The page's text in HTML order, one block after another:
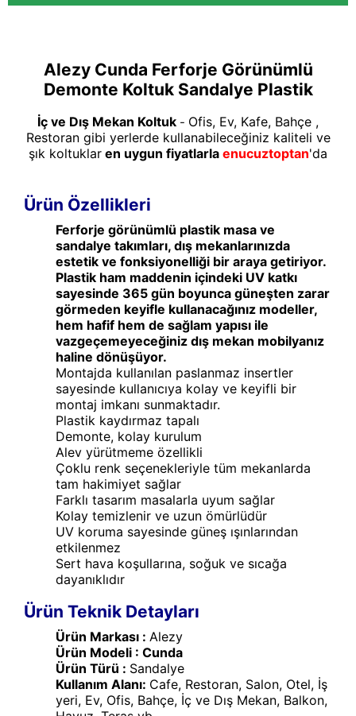
Alezy Cunda Ferforje Görünümlü
Demonte Koltuk Sandalye Plastik
İç ve Dış Mekan Koltuk - Ofis, Ev, Kafe, Bahçe ,
Restoran gibi yerlerde kullanabileceğiniz kaliteli ve
şık koltuklar en uygun fiyatlarla enucuztoptan'da
Ürün Özellikleri
Ferforje görünümlü plastik masa ve
sandalye takımları, dış mekanlarınızda
estetik ve fonksiyonelliği bir araya getiriyor.
Plastik ham maddenin içindeki UV katkı
sayesinde 365 gün boyunca güneşten zarar
görmeden keyifle kullanacağınız modeller,
hem hafif hem de sağlam yapısı ile
vazgeçemeyeceğiniz dış mekan mobilyanız
haline dönüşüyor.
Montajda kullanılan paslanmaz insertler
sayesinde kullanıcıya kolay ve keyifli bir
montaj imkanı sunmaktadır.
Plastik kaydırmaz tapalı
Demonte, kolay kurulum
Alev yürütmeme özellikli
Çoklu renk seçenekleriyle tüm mekanlarda
tam hakimiyet sağlar
Farklı tasarım masalarla uyum sağlar
Kolay temizlenir ve uzun ömürlüdür
UV koruma sayesinde güneş ışınlarından
etkilenmez
Sert hava koşullarına, soğuk ve sıcağa
dayanıklıdır
Ürün Teknik Detayları
Ürün Markası : Alezy
Ürün Modeli : Cunda
Ürün Türü : Sandalye
Kullanım Alanı: Cafe, Restoran, Salon, Otel, İş
yeri, Ev, Ofis, Bahçe, İç ve Dış Mekan, Balkon,